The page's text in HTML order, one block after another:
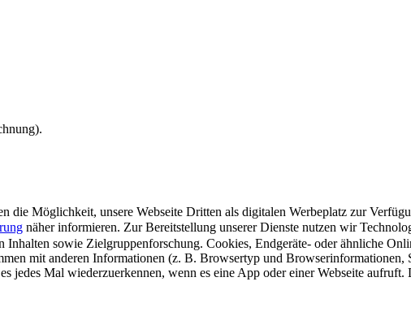
Möglichkeit, unsere Webseite Dritten als digitalen Werbeplatz zur
näher informieren. Zur Bereitstellung unserer Dienste nutzen wir
sowie Zielgruppenforschung. Cookies, Endgeräte- oder ähnliche
mit anderen Informationen (z. B. Browsertyp und Browserinformationen,
jedes Mal wiederzuerkennen, wenn es eine App oder einer Webseite